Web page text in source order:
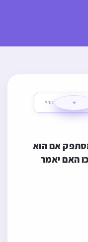
+ גודל
העובר בסמוך לבית הכנסת ומסתפק אם הוא